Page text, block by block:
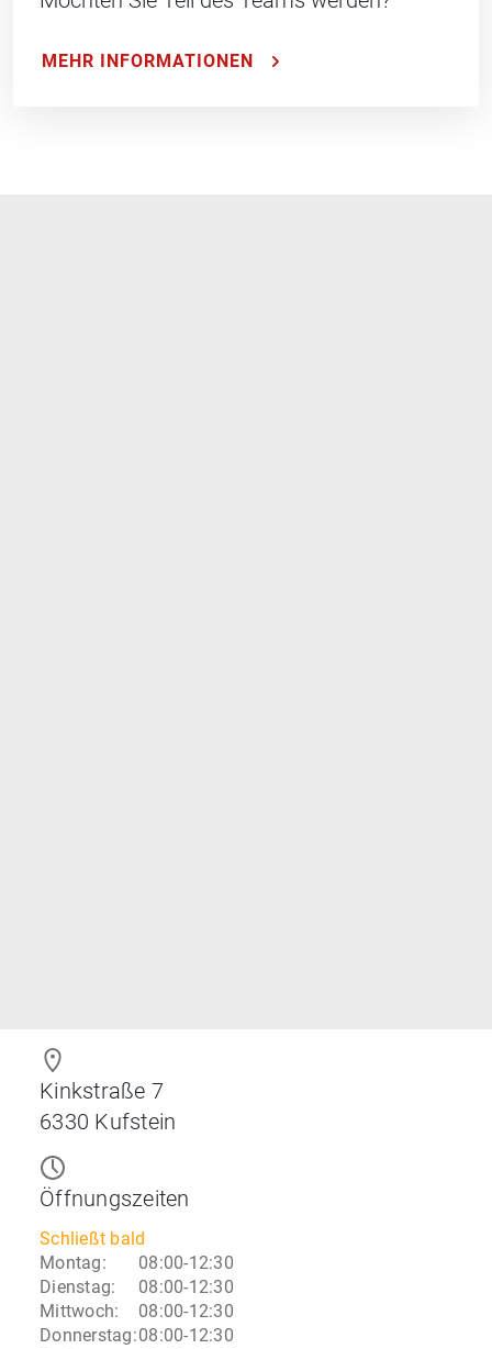
MEHR INFORMATIONEN
Kinkstraße 7
6330 Kufstein
Öffnungszeiten
Schließt bald
Montag:
08:00-12:30
Dienstag:
08:00-12:30
Mittwoch:
08:00-12:30
Donnerstag:08:00-12:30